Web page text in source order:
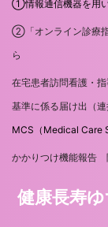
①情報通信機器を用い
②「オンライン診療
ら
在宅患者訪問看護・
基準に係る届け出（連
MCS（Medical Care
かかりつけ機能報告
健康長寿